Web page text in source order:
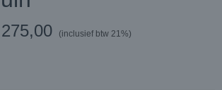
(inclusief btw 21%)